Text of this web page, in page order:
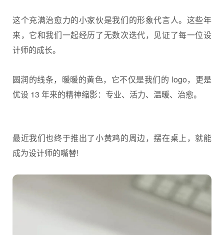
这个充满治愈力的小家伙是我们的形象代言人。这些年
来，它和我们一起经历了无数次迭代，见证了每一位设
计师的成长。
圆润的线条，暖暖的黄色，它不仅是我们的 logo，更是
优设 13 年来的精神缩影：专业、活力、温暖、治愈。